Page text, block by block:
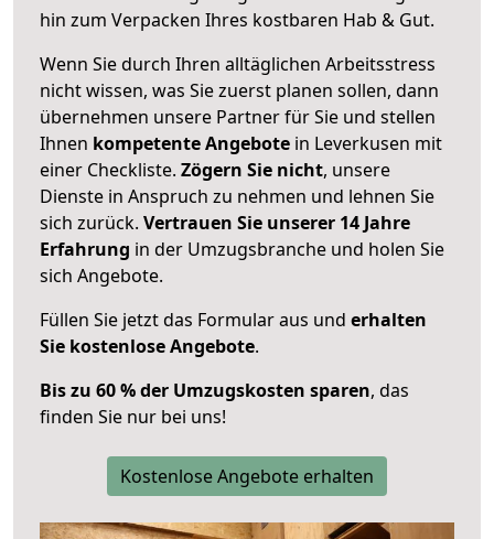
hin zum Verpacken Ihres kostbaren Hab & Gut.
Wenn Sie durch Ihren alltäglichen Arbeitsstress
nicht wissen, was Sie zuerst planen sollen, dann
übernehmen unsere Partner für Sie und stellen
Ihnen kompetente Angebote in Leverkusen mit
einer Checkliste. Zögern Sie nicht, unsere
Dienste in Anspruch zu nehmen und lehnen Sie
sich zurück. Vertrauen Sie unserer 14 Jahre
Erfahrung in der Umzugsbranche und holen Sie
sich Angebote.
Füllen Sie jetzt das Formular aus und erhalten
Sie kostenlose Angebote.
Bis zu 60 % der Umzugskosten sparen, das
finden Sie nur bei uns!
Kostenlose Angebote erhalten